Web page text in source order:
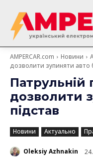
AMPERCAR.com Новини
дозволити зупиняти авто
Патрульній
дозволити
підстав
Новини Актуально
Oleksiy Azhnakin